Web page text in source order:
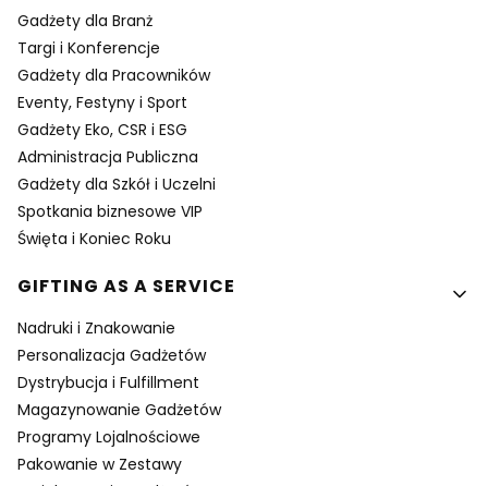
Gadżety dla Branż
Targi i Konferencje
Gadżety dla Pracowników
Eventy, Festyny i Sport
Gadżety Eko, CSR i ESG
Administracja Publiczna
Gadżety dla Szkół i Uczelni
Spotkania biznesowe VIP
Święta i Koniec Roku
GIFTING AS A SERVICE
Nadruki i Znakowanie
Personalizacja Gadżetów
Dystrybucja i Fulfillment
Magazynowanie Gadżetów
Programy Lojalnościowe
Pakowanie w Zestawy